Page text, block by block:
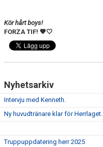
Kör hårt boys!
FORZA TIF! 🖤🤍
Nyhetsarkiv
Intervju med Kenneth.
Ny huvudtränare klar för Herrlaget.
Truppuppdatering herr 2025